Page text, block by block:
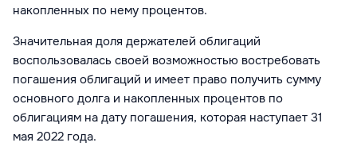
накопленных по нему процентов.
Значительная доля держателей облигаций
воспользовалась своей возможностью востребовать
погашения облигаций и имеет право получить сумму
основного долга и накопленных процентов по
облигациям на дату погашения, которая наступает 31
мая 2022 года.